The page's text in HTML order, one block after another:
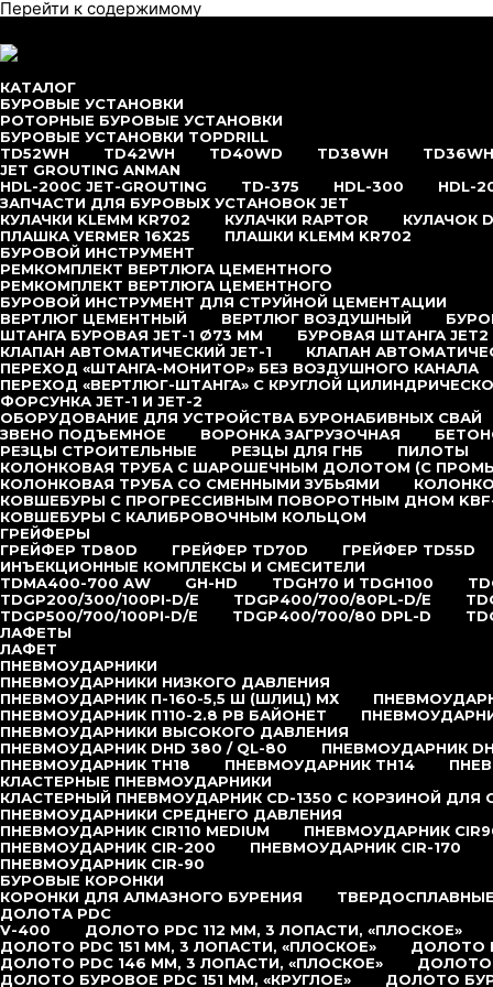
Перейти к содержимому
КАТАЛОГ
БУРОВЫЕ УСТАНОВКИ
РОТОРНЫЕ БУРОВЫЕ УСТАНОВКИ
БУРОВЫЕ УСТАНОВКИ TOPDRILL
TD52WH
TD42WH TD40WD TD38WH
TD36WH
JET GROUTING ANMAN
HDL-200C JET-GROUTING
TD-375 HDL-300
HDL-
ЗАПЧАСТИ ДЛЯ БУРОВЫХ УСТАНОВОК JET
КУЛАЧКИ KLEMM KR702
КУЛАЧКИ RAPTOR
КУЛАЧОК
ПЛАШКА VERMER 16Х25
ПЛАШКИ KLEMM KR702
БУРОВОЙ ИНСТРУМЕНТ
РЕМКОМПЛЕКТ ВЕРТЛЮГА ЦЕМЕНТНОГО
РЕМКОМПЛЕКТ ВЕРТЛЮГА ЦЕМЕНТНОГО
БУРОВОЙ ИНСТРУМЕНТ ДЛЯ СТРУЙНОЙ ЦЕМЕНТАЦИИ
ВЕРТЛЮГ ЦЕМЕНТНЫЙ
ВЕРТЛЮГ ВОЗДУШНЫЙ
ШТАНГА БУРОВАЯ JET-1 Ø73 ММ
БУРОВАЯ ШТАНГА JET2
КЛАПАН АВТОМАТИЧЕСКИЙ JET-1
КЛАПАН
ПЕРЕХОД «ШТАНГА-МОНИТОР» БЕЗ ВОЗДУШНОГО КАНАЛА
ПЕРЕХОД «ВЕРТЛЮГ-ШТАНГА» С КРУГЛОЙ
ФОРСУНКА JET-1 И JET-2
ОБОРУДОВАНИЕ ДЛЯ УСТРОЙСТВА БУРОНАБИВНЫХ СВАЙ
ЗВЕНО ПОДЪЕМНОЕ
ВОРОНКА ЗАГРУЗОЧНАЯ
РЕЗЦЫ СТРОИТЕЛЬНЫЕ
РЕЗЦЫ ДЛЯ ГНБ
ПИЛОТЫ
КОЛОНКОВАЯ ТРУБА С ШАРОШЕЧНЫМ ДОЛОТОМ (С
КОЛОНКОВАЯ ТРУБА СО СМЕННЫМИ ЗУБЬЯМИ
КОВШЕБУРЫ С ПРОГРЕССИВНЫМ ПОВОРОТНЫМ ДНОМ
КОВШЕБУРЫ С КАЛИБРОВОЧНЫМ КОЛЬЦОМ
ГРЕЙФЕРЫ
ГРЕЙФЕР TD80D
ГРЕЙФЕР TD70D
ГРЕЙФЕР TD55D
ИНЪЕКЦИОННЫЕ КОМПЛЕКСЫ И СМЕСИТЕЛИ
TDMA400-700 AW
GH-HD TDGH70 И TDGH100
TDGP200/300/100PI-D/E
TDGP400/700/80PL-D/E
TDGP500/700/100PI-D/E
TDGP400/700/80 DPL-D
ЛАФЕТЫ
ЛАФЕТ
ПНЕВМОУДАРНИКИ
ПНЕВМОУДАРНИКИ НИЗКОГО ДАВЛЕНИЯ
ПНЕВМОУДАРНИК П-160-5,5 Ш (ШЛИЦ) МХ
ПНЕВМОУДАРНИК П110-2.8 РВ БАЙОНЕТ
ПНЕВМОУДАРНИКИ ВЫСОКОГО ДАВЛЕНИЯ
ПНЕВМОУДАРНИК DHD 380 / QL-80
ПНЕВМОУДАРНИК
ПНЕВМОУДАРНИК TH18
ПНЕВМОУДАРНИК TH14
КЛАСТЕРНЫЕ ПНЕВМОУДАРНИКИ
КЛАСТЕРНЫЙ ПНЕВМОУДАРНИК CD-1350 С КОРЗИНОЙ
ПНЕВМОУДАРНИКИ СРЕДНЕГО ДАВЛЕНИЯ
ПНЕВМОУДАРНИК CIR110 MEDIUM
ПНЕВМОУДАРНИК
ПНЕВМОУДАРНИК CIR-200
ПНЕВМОУДАРНИК CIR-170
ПНЕВМОУДАРНИК CIR-90
БУРОВЫЕ КОРОНКИ
КОРОНКИ ДЛЯ АЛМАЗНОГО БУРЕНИЯ
ДОЛОТА PDC
V-400
ДОЛОТО PDC 112 ММ, 3 ЛОПАСТИ, «ПЛОСКОЕ»
ДОЛОТО PDC 151 ММ, 3 ЛОПАСТИ, «ПЛОСКОЕ»
ДОЛОТО
ДОЛОТО PDC 146 ММ, 3 ЛОПАСТИ, «ПЛОСКОЕ»
ДОЛОТО
ДОЛОТО БУРОВОЕ PDC 151 ММ, «КРУГЛОЕ»
ДОЛОТО